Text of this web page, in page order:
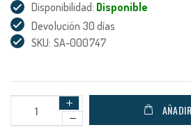
Disponibilidad: Disponible
Devolución 30 días
SKU: SA-000747